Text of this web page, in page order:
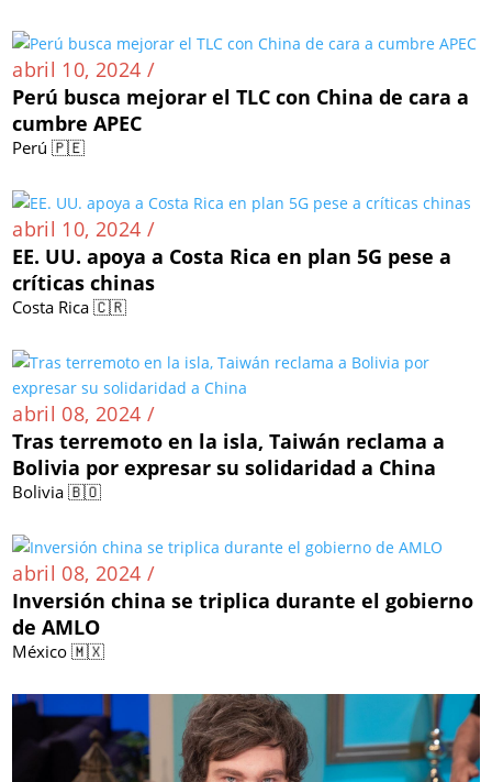
abril 10, 2024 /
Perú busca mejorar el TLC con China de cara a
cumbre APEC
Perú 🇵🇪
abril 10, 2024 /
EE. UU. apoya a Costa Rica en plan 5G pese a
críticas chinas
Costa Rica 🇨🇷
abril 08, 2024 /
Tras terremoto en la isla, Taiwán reclama a
Bolivia por expresar su solidaridad a China
Bolivia 🇧🇴
abril 08, 2024 /
Inversión china se triplica durante el gobierno
de AMLO
México 🇲🇽